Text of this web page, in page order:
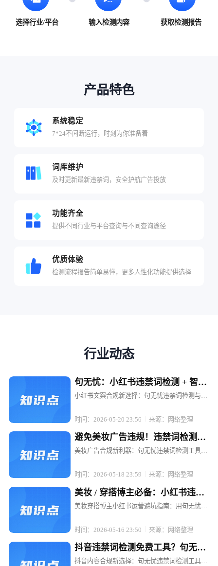
选择行业/平台 输入检测内容 获取检测报告
产品特色
系统稳定
7*24不间断运行，时刻为你准备着
词库维护
及时更新最新违禁词，安全护航广告投放
功能齐全
提供不同行业与平台查询与不同查询途径
优质体验
检测流程报告简单易懂，更多人性化功能提供选择
行业动态
句无忧：小红书违禁词检测 + 智能
替换，文案不打折
小红书文案合规新选择：句无忧违禁词检测与智
望通过优质内容吸引粉丝、提升转化。然而，违
禁词的存在却像一颗颗隐形的地雷...
时间：2026-05-20 23:56 来源：网络整理
避免美妆广告违规！违禁词检测工
具句无忧强烈推荐
美妆广告合规新利器：句无忧违禁词检测工具，
放已成为品牌推广的重要手段。然而，随着广告
法的日益严格和各平台规则的不断更新，美妆广
告中的违禁词问题成了众多品牌和...
时间：2026-05-18 23:59 来源：网络整理
美妆 / 穿搭博主必备：小红书违禁
词检测工具句无忧
美妆穿搭博主小红书运营避坑指南：用句无忧搞
能因"美白神器"被平台下架。对于依赖内容输出
的美妆穿搭博主而言，违禁词...
时间：2026-05-16 23:50 来源：网络整理
抖音违禁词检测免费工具？句无忧
满足合规需求
抖音内容合规新选择：句无忧违禁词检测工具，